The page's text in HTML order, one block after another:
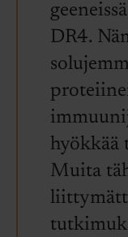
DR4.
hyökkää
Muita